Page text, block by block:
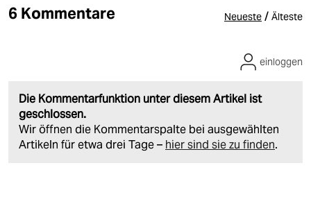
6 Kommentare Neueste / Älteste
Die Kommentarfunktion unter diesem Artikel ist
geschlossen.
Wir öffnen die Kommentarspalte bei ausgewählten
Artikeln für etwa drei Tage – hier sind sie zu finden.
einloggen